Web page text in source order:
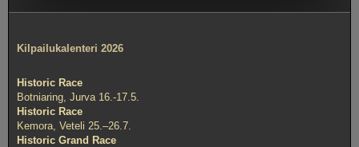
Kilpailukalenteri 2026
Historic Race
Botniaring, Jurva 16.-17.5.
Historic Race
Kemora, Veteli 25.–26.7.
Historic Grand Race